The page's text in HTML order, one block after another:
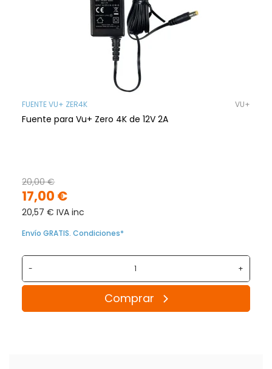
FUENTE VU+ ZER4K VU+
Fuente para Vu+ Zero 4K de 12V 2A
17,00 €
20,00 €
20,57 € IVA inc
Envío GRATIS. Condiciones*
- +
Comprar